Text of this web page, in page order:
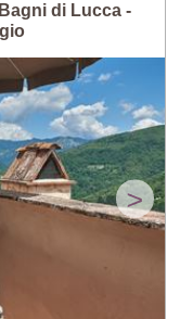
di Lucca -
>